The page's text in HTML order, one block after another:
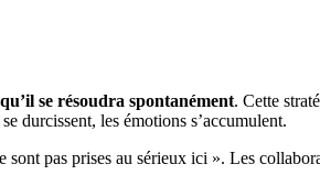
se résoudra spontanément. Cette
durcissent, les émotions s’accumulent.
pas prises au sérieux ici ». Les